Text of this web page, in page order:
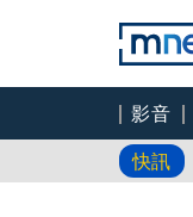
影音
快訊